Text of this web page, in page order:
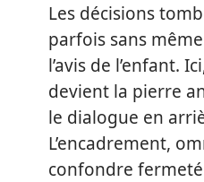
Les décisions
parfois sans
l’avis de l’enfant.
devient la pierre
le dialogue en
L’encadrement,
confondre